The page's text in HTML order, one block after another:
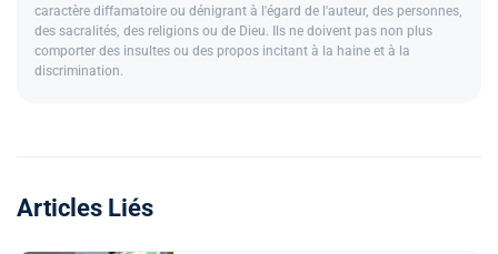
caractère diffamatoire ou dénigrant à l'égard de l'auteur, des personnes,
des sacralités, des religions ou de Dieu. Ils ne doivent pas non plus
comporter des insultes ou des propos incitant à la haine et à la
discrimination.
Articles Liés